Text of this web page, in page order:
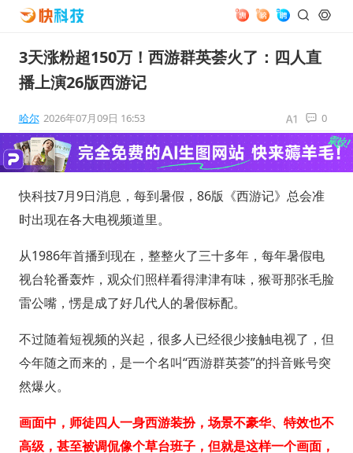
3天涨粉超150万！西游群英荟火了：四人直
播上演26版西游记
哈尔 2026年07月09日 16:53 0
快科技7月9日消息，每到暑假，86版《西游记》总会准
时出现在各大电视频道里。
从1986年首播到现在，整整火了三十多年，每年暑假电
视台轮番轰炸，观众们照样看得津津有味，猴哥那张毛脸
雷公嘴，愣是成了好几代人的暑假标配。
不过随着短视频的兴起，很多人已经很少接触电视了，但
今年随之而来的，是一个名叫“西游群英荟”的抖音账号突
然爆火。
画面中，师徒四人一身西游装扮，场景不豪华、特效也不
高级，甚至被调侃像个草台班子，但就是这样一个画面，